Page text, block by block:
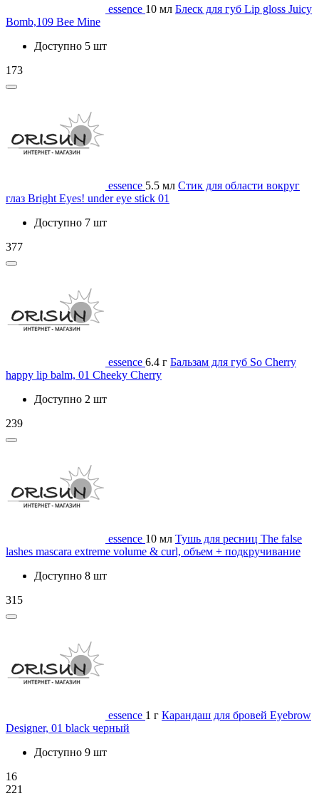
essence 10 мл Блеск для губ Lip gloss Juicy
Bomb,109 Bee Mine
Доступно 5 шт
173
essence 5.5 мл Стик для области вокруг
глаз Bright Eyes! under eye stick 01
Доступно 7 шт
377
essence 6.4 г Бальзам для губ So Cherry
happy lip balm, 01 Cheeky Cherry
Доступно 2 шт
239
essence 10 мл Тушь для ресниц The false
lashes mascara extreme volume & curl, объем + подкручивание
Доступно 8 шт
315
essence 1 г Карандаш для бровей Eyebrow
Designer, 01 black черный
Доступно 9 шт
16
221